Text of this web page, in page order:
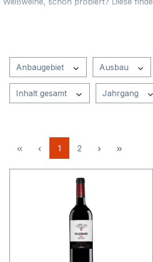
Anbaugebiet Ausbau
Inhalt gesamt Jahrgang
Seite
1 Seite
2